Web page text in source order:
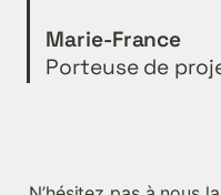
Porteuse de